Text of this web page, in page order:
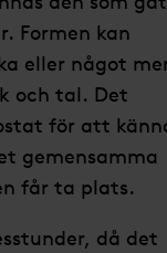
Formen kan
eller något
och tal. Det
för att
gemensamma
får ta plats.
då det